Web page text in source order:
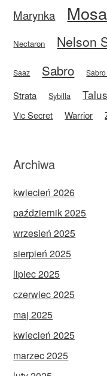
Marynka
Nectaron Nelson
Saaz Sabro
Strata Sybilla Talus
Vic Secret Warrior
Archiwa
kwiecień 2026
październik 2025
wrzesień 2025
sierpień 2025
lipiec 2025
czerwiec 2025
maj 2025
kwiecień 2025
marzec 2025